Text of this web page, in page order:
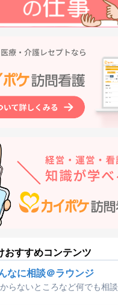
おすすめコンテンツ
なに相談＠ラウンジ
らないところなど何でも相談